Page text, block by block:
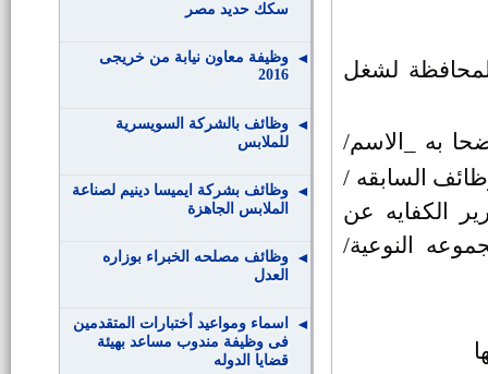
لشغل
به _الاسم/
السابقه /
الكفايه عن
النوعية/
سكك حديد مصر
وظيفة معاون نيابة من خريجى
2016
وظائف بالشركة السويسرية
للملابس
وظائف بشركة ايميسا دينيم لصناعة
الملابس الجاهزة
وظائف مصلحه الخبراء بوزاره
العدل
اسماء ومواعيد أختبارات المتقدمين
فى وظيفة مندوب مساعد بهيئة
قضايا الدوله